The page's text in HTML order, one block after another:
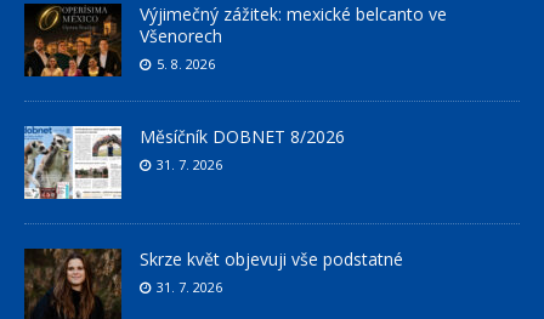
Výjimečný zážitek: mexické belcanto ve
Všenorech
5. 8. 2026
Měsíčník DOBNET 8/2026
31. 7. 2026
Skrze květ objevuji vše podstatné
31. 7. 2026